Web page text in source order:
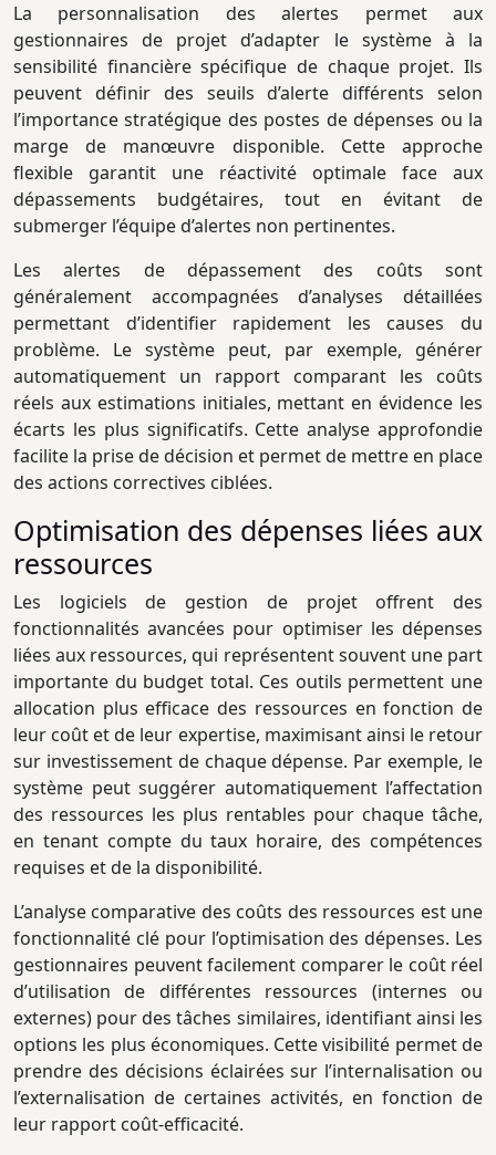
La personnalisation des alertes permet aux
gestionnaires de projet d’adapter le système à la
sensibilité financière spécifique de chaque projet. Ils
peuvent définir des seuils d’alerte différents selon
l’importance stratégique des postes de dépenses ou la
marge de manœuvre disponible. Cette approche
flexible garantit une réactivité optimale face aux
dépassements budgétaires, tout en évitant de
submerger l’équipe d’alertes non pertinentes.
Les alertes de dépassement des coûts sont
généralement accompagnées d’analyses détaillées
permettant d’identifier rapidement les causes du
problème. Le système peut, par exemple, générer
automatiquement un rapport comparant les coûts
réels aux estimations initiales, mettant en évidence les
écarts les plus significatifs. Cette analyse approfondie
facilite la prise de décision et permet de mettre en place
des actions correctives ciblées.
Optimisation des dépenses liées aux
ressources
Les logiciels de gestion de projet offrent des
fonctionnalités avancées pour optimiser les dépenses
liées aux ressources, qui représentent souvent une part
importante du budget total. Ces outils permettent une
allocation plus efficace des ressources en fonction de
leur coût et de leur expertise, maximisant ainsi le retour
sur investissement de chaque dépense. Par exemple, le
système peut suggérer automatiquement l’affectation
des ressources les plus rentables pour chaque tâche,
en tenant compte du taux horaire, des compétences
requises et de la disponibilité.
L’analyse comparative des coûts des ressources est une
fonctionnalité clé pour l’optimisation des dépenses. Les
gestionnaires peuvent facilement comparer le coût réel
d’utilisation de différentes ressources (internes ou
externes) pour des tâches similaires, identifiant ainsi les
options les plus économiques. Cette visibilité permet de
prendre des décisions éclairées sur l’internalisation ou
l’externalisation de certaines activités, en fonction de
leur rapport coût-efficacité.